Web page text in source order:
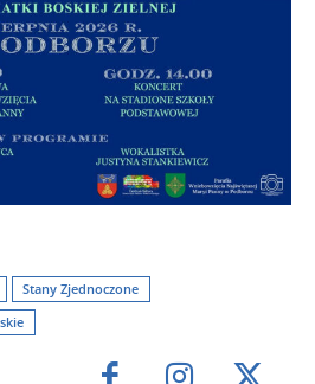
Stany Zjednoczone